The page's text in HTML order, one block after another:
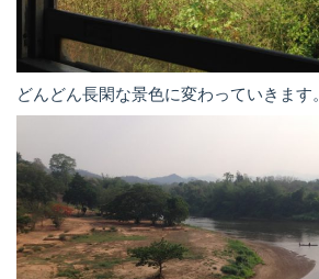
どんどん長閑な景色に変わっていきます。